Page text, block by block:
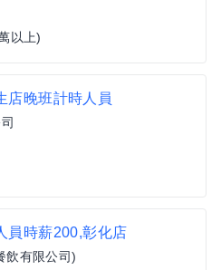
以上)
店晚班計時人員
員時薪200,彰化店
飲有限公司)